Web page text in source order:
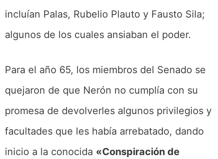
incluían Palas, Rubelio Plauto y Fausto Sila;
algunos de los cuales ansiaban el poder.
Para el año 65, los miembros del Senado se
quejaron de que Nerón no cumplía con su
promesa de devolverles algunos privilegios y
facultades que les había arrebatado, dando
inicio a la conocida «Conspiración de